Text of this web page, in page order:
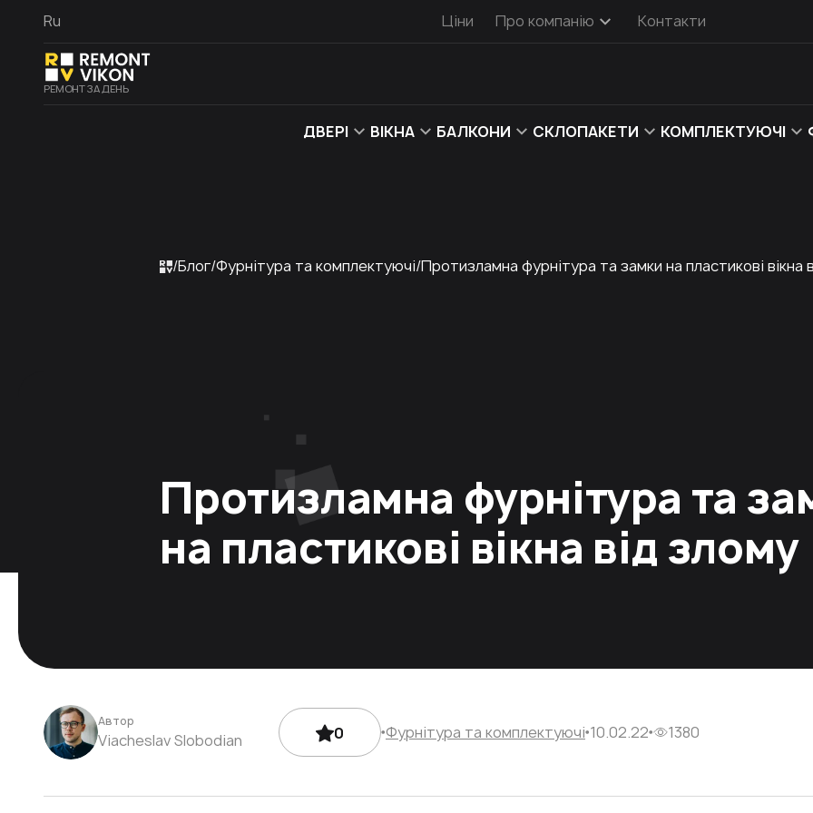
Ru Ціни Про компанію Контакти
РЕМОНТ ЗА ДЕНЬ
ДВЕРІ ВІКНА БАЛКОНИ СКЛОПАКЕТИ КОМПЛЕКТУЮЧІ
Блог Фурнітура та комплектуючі Протизламна фурнітура та замки на пластикові вікна
Протизламна фурнітура та
на пластикові вікна від злому
Автор
Viacheslav Slobodian 0 Фурнітура та комплектуючі 10.02.22 1380